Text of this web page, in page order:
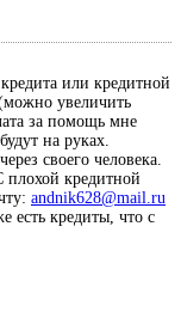
или кредитной
увеличить
за помощь мне
на руках.
своего человека.
кредитной
andnik628@mail.ru
есть кредиты, что с